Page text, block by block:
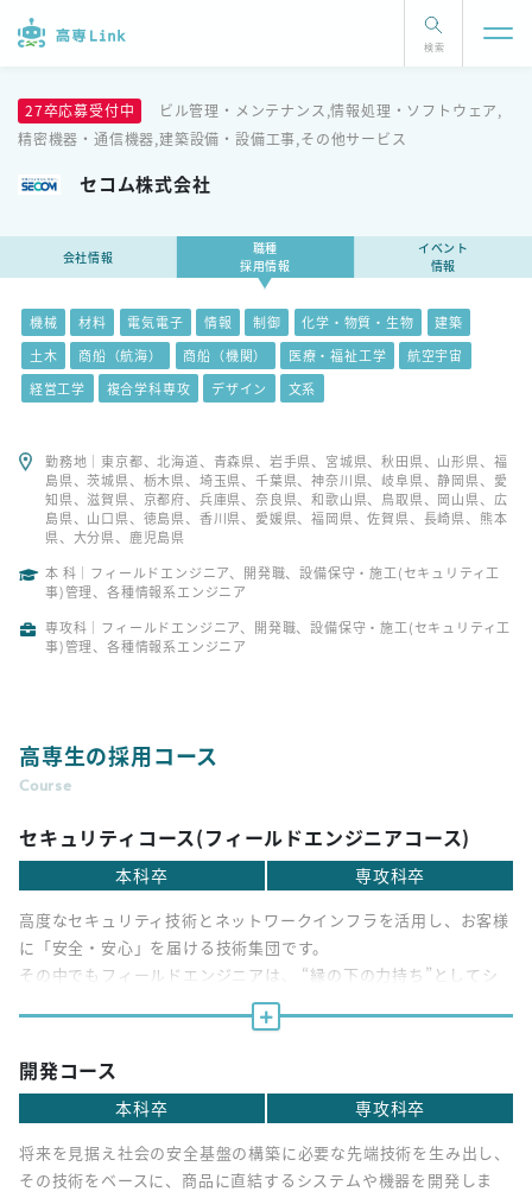
検索
セコム株式会社
27卒応募受付中
ビル管理・メンテナンス,情報処理・ソフトウェア,
精密機器・通信機器,建築設備・設備工事,その他サービス
会社情報
職種
採用情報
イベント
情報
機械 材料 電気電子 情報 制御 化学・物質・生物
建築
土木
商船（航海） 商船（機関） 医療・福祉工学
航空宇宙
経営工学
複合学科専攻 デザイン 文系
勤務地｜東京都、北海道、青森県、岩手県、宮城県、秋田県、山形県、福
島県、茨城県、栃木県、埼玉県、千葉県、神奈川県、岐阜県、静岡県、愛
知県、滋賀県、京都府、兵庫県、奈良県、和歌山県、鳥取県、岡山県、広
島県、山口県、徳島県、香川県、愛媛県、福岡県、佐賀県、長崎県、熊本
県、大分県、鹿児島県
本 科｜フィールドエンジニア、開発職、設備保守・施工(セキュリティ工
事)管理、各種情報系エンジニア
専攻科｜フィールドエンジニア、開発職、設備保守・施工(セキュリティ工
事)管理、各種情報系エンジニア
高専生の採用コース
Course
セキュリティコース(フィールドエンジニアコース)
本科卒 専攻科卒
高度なセキュリティ技術とネットワークインフラを活用し、お客様
に「安全・安心」を届ける技術集団です。
その中でもフィールドエンジニアは、 “縁の下の力持ち”としてシ
ステムの安定稼働を根幹から支える最前線のプロフェッショナル。
技術力と現場での対応を駆使し、最善の警備プランニングの提供、
トラブルの未然防止や障害発生時の迅速な復旧対応を通じて、お客
様との信頼を築いていく仕事になります。
開発コース
本科卒 専攻科卒
将来を見据え社会の安全基盤の構築に必要な先端技術を生み出し、
その技術をベースに、商品に直結するシステムや機器を開発しま